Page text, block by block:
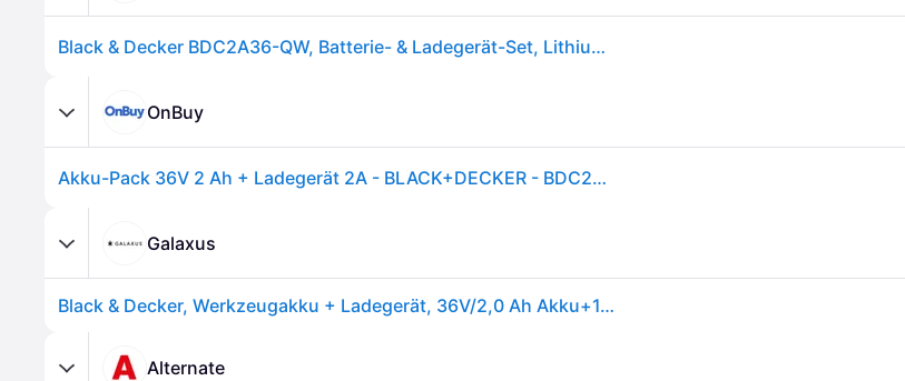
Black & Decker BDC2A36-QW, Batterie- & Ladegerät-Set, Lithium-Ion (Li-Ion), 2 Ah, 36 V, Black & Decker, Schwarz
OnBuy
Akku-Pack 36V 2 Ah + Ladegerät 2A - BLACK+DECKER - BDC2A36 - B&D Power Connect
Galaxus
Black & Decker, Werkzeugakku + Ladegerät, 36V/2,0 Ah Akku+1,35A Ladegerät (36V)
Alternate